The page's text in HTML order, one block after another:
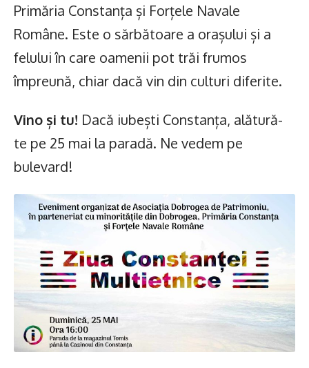
Primăria Constanța și Forțele Navale
Române. Este o sărbătoare a orașului și a
felului în care oamenii pot trăi frumos
împreună, chiar dacă vin din culturi diferite.
Vino și tu! Dacă iubești Constanța, alătură-
te pe 25 mai la paradă. Ne vedem pe
bulevard!